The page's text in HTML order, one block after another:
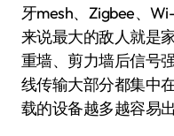
牙mesh、Zigbee、
来说最大的敌人就是
重墙、剪力墙后信号
线传输大部分都集中
载的设备越多越容易